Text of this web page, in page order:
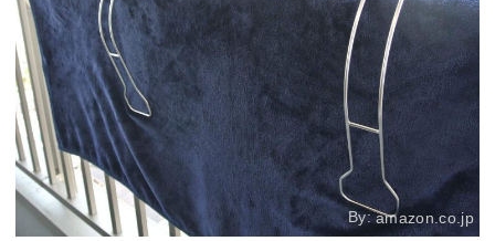
By:amazon.co.jp